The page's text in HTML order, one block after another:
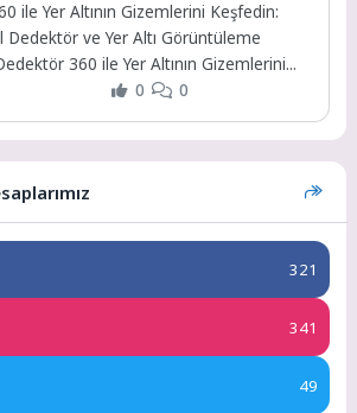
ile Yer Altının Gizemlerini Keşfedin:
Dedektör ve Yer Altı Görüntüleme
360 ile Yer Altının Gizemlerini...
0 0
321
341
49